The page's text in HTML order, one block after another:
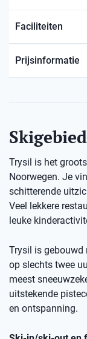
Faciliteiten
Prijsinformatie
Trysil is het
Noorwegen. Je
schitterende
Veel lekkere
leuke
Trysil is gebouwd
op slechts twee
meest
uitstekende
en ontspanning.